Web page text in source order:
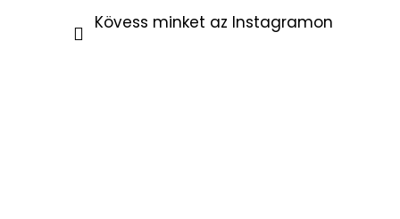
Kövess minket az Instagramon